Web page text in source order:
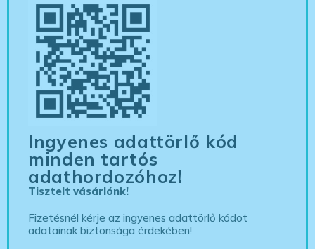
Ingyenes adattörlő kód
minden tartós
adathordozóhoz!
Tisztelt vásárlónk!
Fizetésnél kérje az ingyenes adattörlő kódot
adatainak biztonsága érdekében!